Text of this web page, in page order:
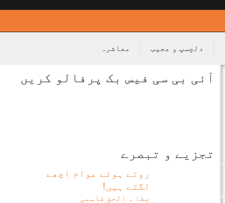
دلچسپ و عجیب معاشرہ
آئی بی سی فیس بک پرفالو کریں
تجزیے و تبصرے
روتے ہوئے عوام اچھے
لگتے ہیں!
عطا ء الحق قاسمی